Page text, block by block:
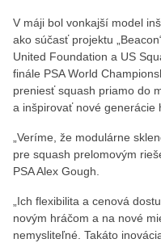
V máji bol vonkajší model
ako súčasť projektu
United Foundation a US
finále PSA World
preniesť squash priamo do
a inšpirovať nové generácie
„Veríme, že modulárne
pre squash prelomovým
PSA Alex Gough.
„Ich flexibilita a cenová
novým hráčom a na nové
nemysliteľné. Takáto